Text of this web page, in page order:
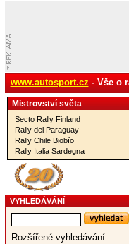
www.autosport.cz - Vše o
Mistrovství­ světa
Secto Rally Finland
Rally del Paraguay
Rally Chile Biobío
Rally Italia Sardegna
VYHLEDÁVÁNÍ
Rozšířené vyhledávání